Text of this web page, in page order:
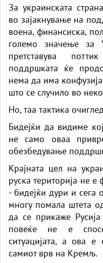
За украинската
во зајакнување на
воена, финансиска,
големо значење за
претставува
поддршката ќе
нема да има
што се случило во
Но, таа тактика
Бидејќи да видиме
не само оваа
обезбедување
Крајната цел на
руска територија не
- бидејќи дури и сега
многу помала штета
да се прикаже
повеќе не е
ситуацијата, а ова
самиот врв на Кремљ.